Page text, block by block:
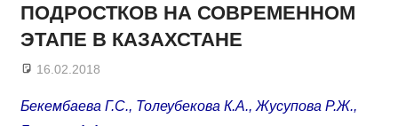
ПОДРОСТКОВ НА СОВРЕМЕННОМ
ЭТАПЕ В КАЗАХСТАНЕ
16.02.2018
Бекембаева Г.С., Толеубекова К.А., Жусупова Р.Ж.,